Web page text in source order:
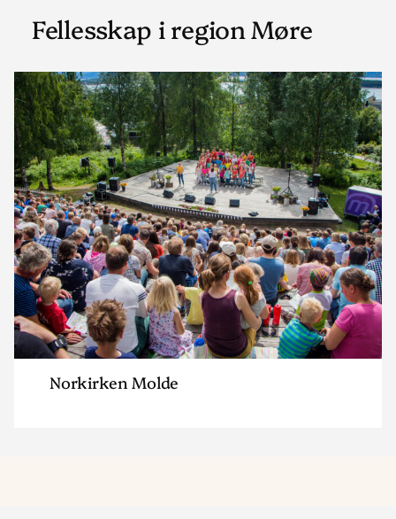
Fellesskap i region Møre
Norkirken Molde
Read
article
"Norkirken
Molde"